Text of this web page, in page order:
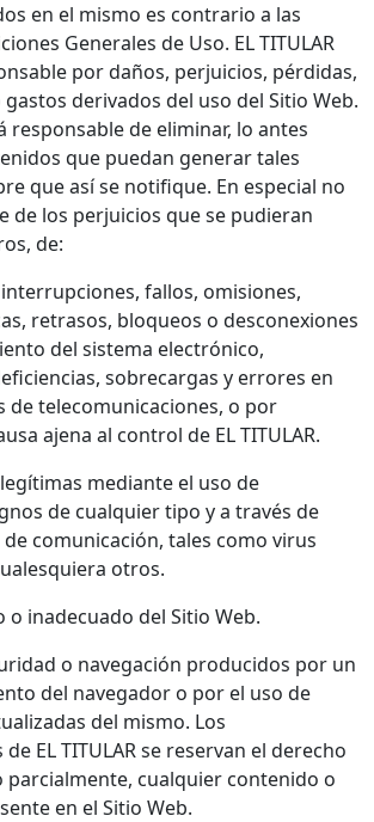
en el mismo es contrario a las
Generales de Uso. EL TITULAR
por daños, perjuicios, pérdidas,
derivados del uso del Sitio Web.
responsable de eliminar, lo antes
que puedan generar tales
que así se notifique. En especial no
de los perjuicios que se pudieran
de:
fallos, omisiones,
retrasos, bloqueos o desconexiones
del sistema electrónico,
sobrecargas y errores en
de telecomunicaciones, o por
ajena al control de EL TITULAR.
mediante el uso de
de cualquier tipo y a través de
comunicación, tales como virus
otros.
o inadecuado del Sitio Web.
o navegación producidos por un
del navegador o por el uso de
del mismo. Los
EL TITULAR se reservan el derecho
parcialmente, cualquier contenido o
en el Sitio Web.